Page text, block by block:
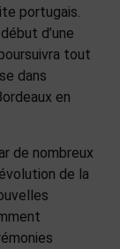
portugais.
d’une
tout
dans
en
de nombreux
de la